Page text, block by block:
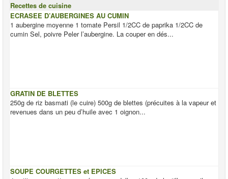
Recettes de cuisine
ECRASEE D’AUBERGINES AU CUMIN
1 aubergine moyenne 1 tomate Persil 1/2CC de paprika 1/2CC de
cumin Sel, poivre Peler l’aubergine. La couper en dés...
GRATIN DE BLETTES
250g de riz basmati (le cuire) 500g de blettes (précuites à la vapeur et
revenues dans un peu d’huile avec 1 oignon...
SOUPE COURGETTES et EPICES